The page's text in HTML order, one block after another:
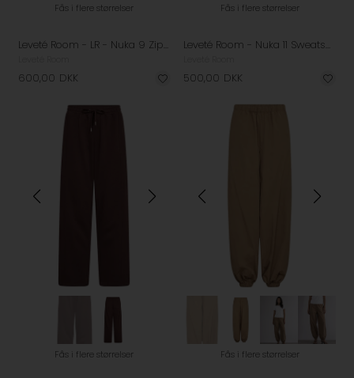
Fås i flere størrelser
Leveté Room - LR - Nuka 9 Zip Up Hoodie - Bitter Chocolate
600,00 DKK
Fås i flere størrelser
Leveté Room - Nuka 11 Sweatshirt - Bordeaux
500,00 DKK
Fås i flere størrelser Fås i flere størrelser